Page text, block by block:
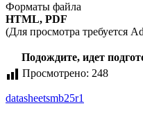
Форматы файла
HTML, PDF
(Для просмотра требуется
Подождите, идет
Просмотрено: 248
datasheetsmb25r1